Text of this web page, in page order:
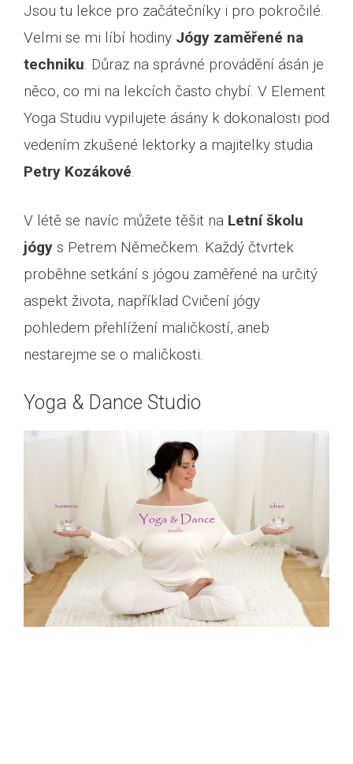
Jsou tu lekce pro začátečníky i pro pokročilé.
Velmi se mi líbí hodiny Jógy zaměřené na
techniku. Důraz na správné provádění ásán je
něco, co mi na lekcích často chybí. V Element
Yoga Studiu vypilujete ásány k dokonalosti pod
vedením zkušené lektorky a majitelky studia
Petry Kozákové.
V létě se navíc můžete těšit na Letní školu
jógy s Petrem Němečkem. Každý čtvrtek
proběhne setkání s jógou zaměřené na určitý
aspekt života, například Cvičení jógy
pohledem přehlížení maličkostí, aneb
nestarejme se o maličkosti.
Yoga & Dance Studio